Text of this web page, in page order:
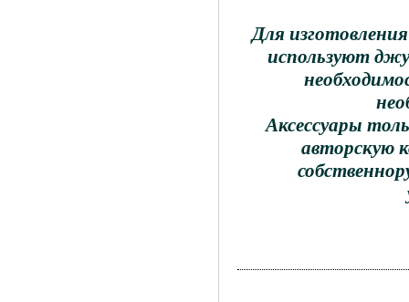
Для
используют
Аксессуары
авторскую